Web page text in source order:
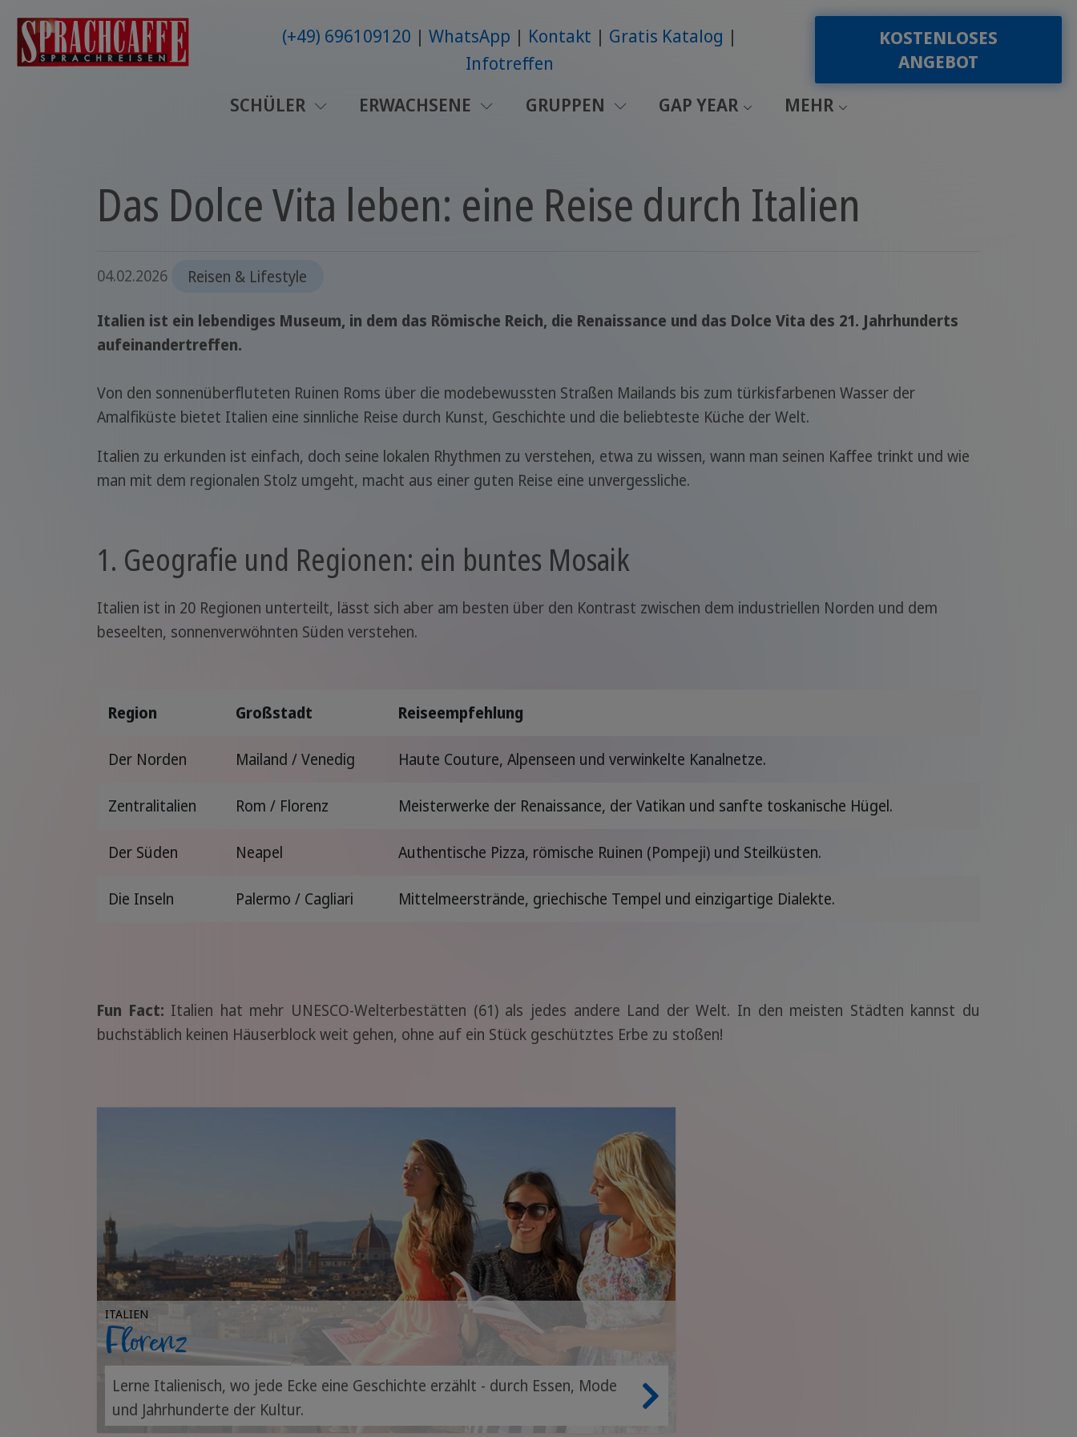
(+49) 696109120 WhatsApp Kontakt
Gratis Katalog
Infotreffen
KOSTENLOSES
ANGEBOT
SCHÜLER
ERWACHSENE GRUPPEN GAP YEAR MEHR
Das Dolce Vita leben: eine Reise durch Italien
04.02.2026 Reisen & Lifestyle
Italien ist ein lebendiges Museum, in dem das Römische Reich, die Renaissance und das Dolce Vita des 21. Jahrhunderts
aufeinandertreffen.
Von den sonnenüberfluteten Ruinen Roms über die modebewussten Straßen Mailands bis zum türkisfarbenen Wasser der
Amalfiküste bietet Italien eine sinnliche Reise durch Kunst, Geschichte und die beliebteste Küche der Welt.
Italien zu erkunden ist einfach, doch seine lokalen Rhythmen zu verstehen, etwa zu wissen, wann man seinen Kaffee trinkt und wie
man mit dem regionalen Stolz umgeht, macht aus einer guten Reise eine unvergessliche.
1. Geografie und Regionen: ein buntes Mosaik
Italien ist in 20 Regionen unterteilt, lässt sich aber am besten über den Kontrast zwischen dem industriellen Norden und dem
beseelten, sonnenverwöhnten Süden verstehen.
Region Großstadt Reiseempfehlung
Der Norden Mailand / Venedig Haute Couture, Alpenseen und verwinkelte Kanalnetze.
Zentralitalien Rom / Florenz Meisterwerke der Renaissance, der Vatikan und sanfte toskanische Hügel.
Der Süden Neapel Authentische Pizza, römische Ruinen (Pompeji) und Steilküsten.
Die Inseln Palermo / Cagliari Mittelmeerstrände, griechische Tempel und einzigartige Dialekte.
Fun Fact: Italien hat mehr UNESCO-Welterbestätten (61) als jedes andere Land der Welt. In den meisten Städten kannst du
buchstäblich keinen Häuserblock weit gehen, ohne auf ein Stück geschütztes Erbe zu stoßen!
ITALIEN
Florenz
Lerne Italienisch, wo jede Ecke eine Geschichte erzählt - durch Essen, Mode
und Jahrhunderte der Kultur.